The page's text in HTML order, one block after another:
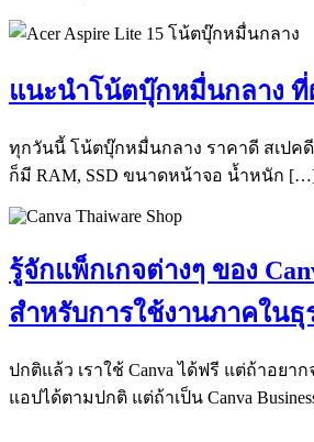
แนะนำโน้ตบุ๊กหมื่นกลาง ที่
ทุกวันนี้ โน้ตบุ๊กหมื่นกลาง ราคาดี สเปคดี
ก็มี RAM, SSD ขนาดหน้าจอ น้ำหนัก
รู้จักแพ็กเกจต่างๆ ของ
สำหรับการใช้งานภาคในธุ
ปกติแล้ว เราใช้ Canva ได้ฟรี แต่ถ้าอยาก
แอปได้ตามปกติ แต่ถ้าเป็น Canva